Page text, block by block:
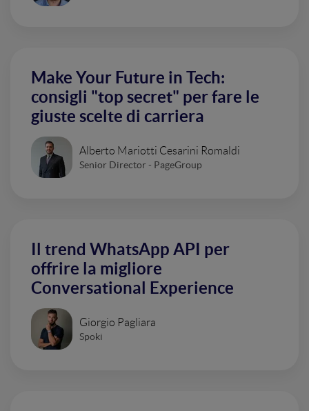
Make Your Future in Tech:
consigli "top secret" per fare le
giuste scelte di carriera
Alberto Mariotti Cesarini Romaldi
Senior Director - PageGroup
Il trend WhatsApp API per
offrire la migliore
Conversational Experience
Giorgio Pagliara
Spoki